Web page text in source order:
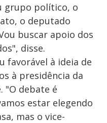
grupo político, o
o deputado
buscar apoio dos
disse.
favorável à ideia de
à presidência da
"O debate é
estar elegendo
mas o vice-